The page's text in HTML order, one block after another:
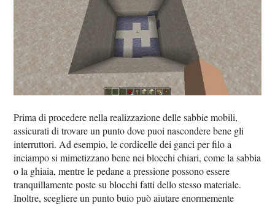
Prima di procedere nella realizzazione delle sabbie mobili,
assicurati di trovare un punto dove puoi nascondere bene gli
interruttori. Ad esempio, le cordicelle dei ganci per filo a
inciampo si mimetizzano bene nei blocchi chiari, come la sabbia
o la ghiaia, mentre le pedane a pressione possono essere
tranquillamente poste su blocchi fatti dello stesso materiale.
Inoltre, scegliere un punto buio può aiutare enormemente